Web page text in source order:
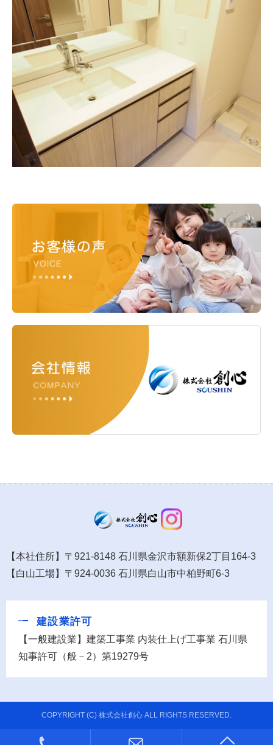
【本社住所】〒921-8148 石川県金沢市額新保2丁目164-3
【白山工場】〒924-0036 石川県白山市中柏野町6-3
建設業許可
【一般建設業】建築工事業 内装仕上げ工事業 石川県
知事許可（般－2）第19279号
COPYRIGHT (C) 株式会社創心 ALL RIGHTS RESERVED.